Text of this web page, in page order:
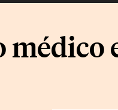
médico